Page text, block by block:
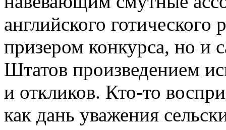
английского готического
призером конкурса, но и
Штатов произведением
и откликов. Кто-то
как дань уважения